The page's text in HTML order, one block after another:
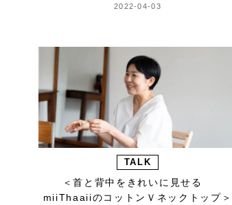
2022-04-03
TALK
＜首と背中をきれいに見せる
miiThaaiiのコットンＶネックトップ＞